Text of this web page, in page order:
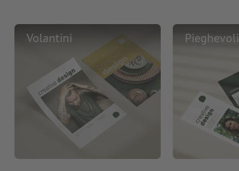
Volantini Pieghevoli